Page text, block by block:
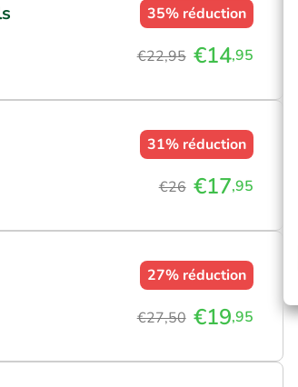
35% réduction
€22,95 €14,95
31% réduction
€26 €17,95
27% réduction
€27,50 €19,95